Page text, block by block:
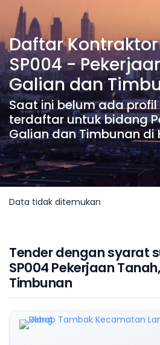
Daftar
SP004 -
Galian dan
Saat ini belum ada
terdaftar untuk bidang
Galian dan Timbunan di
Data tidak ditemukan
Tender dengan syarat
SP004 Pekerjaan
Timbunan